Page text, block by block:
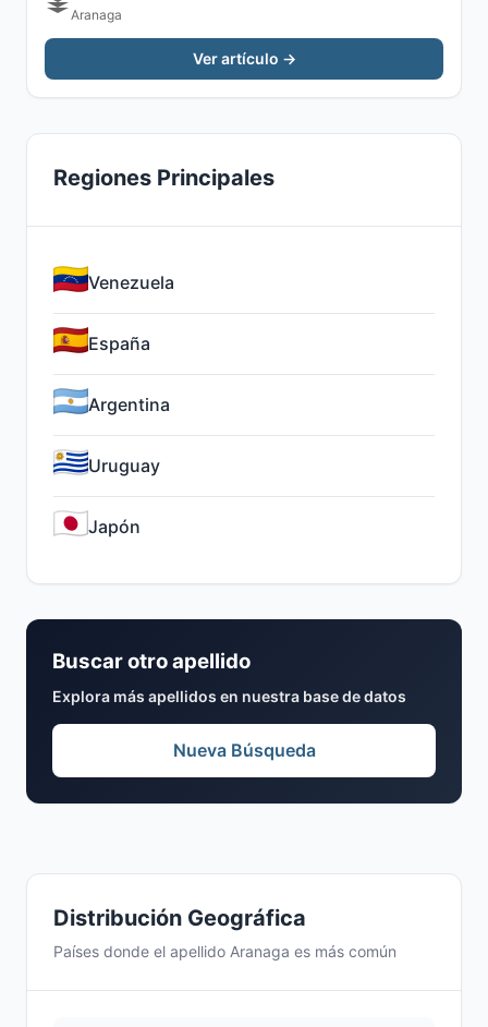
Distribución Geográfica
Países donde el apellido Aranaga es más común
Aranaga
Ver artículo →
Regiones Principales
Venezuela
España
Argentina
Uruguay
Japón
Buscar otro apellido
Explora más apellidos en nuestra base de datos
Nueva Búsqueda